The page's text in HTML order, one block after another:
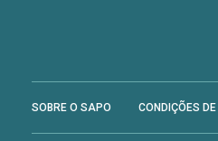
SOBRE O SAPO CONDIÇÕES